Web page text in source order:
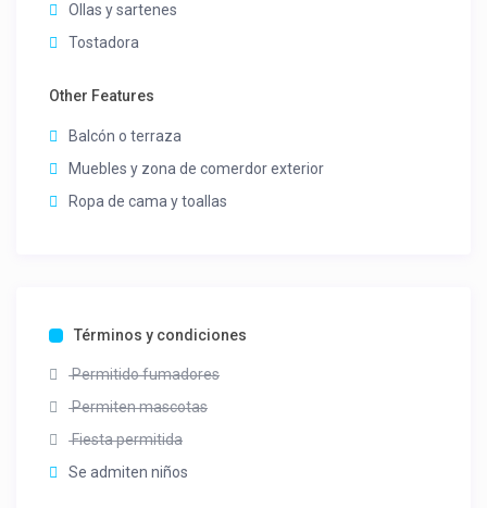
Ollas y sartenes
Tostadora
Other Features
Balcón o terraza
Muebles y zona de comerdor exterior
Ropa de cama y toallas
Términos y condiciones
Permitido fumadores
Permiten mascotas
Fiesta permitida
Se admiten niños